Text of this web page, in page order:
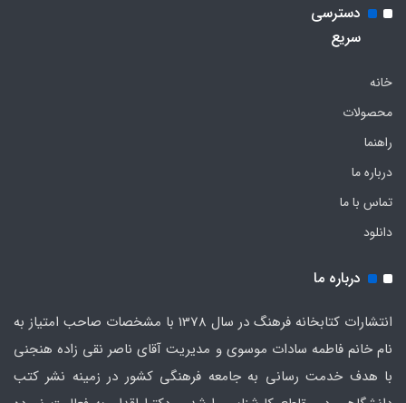
دسترسی
سریع
خانه
محصولات
راهنما
درباره ما
تماس با ما
دانلود
درباره ما
انتشارات کتابخانه فرهنگ در سال 1378 با مشخصات صاحب امتیاز به
نام خانم فاطمه سادات موسوی و مدیریت آقای ناصر نقی زاده هنجنی
با هدف خدمت رسانی به جامعه فرهنگی کشور در زمینه نشر کتب